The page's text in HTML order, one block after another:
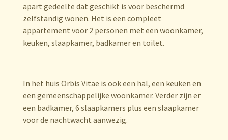
apart gedeelte dat geschikt is voor beschermd
zelfstandig wonen. Het is een compleet
appartement voor 2 personen met een woonkamer,
keuken, slaapkamer, badkamer en toilet.
In het huis Orbis Vitae is ook een hal, een keuken en
een gemeenschappelijke woonkamer. Verder zijn er
een badkamer, 6 slaapkamers plus een slaapkamer
voor de nachtwacht aanwezig.